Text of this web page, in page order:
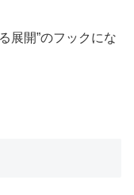
展開”のフックにな